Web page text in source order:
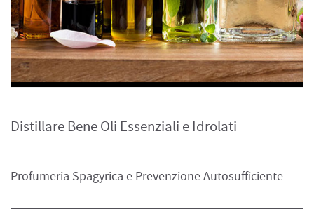
Distillare Bene Oli Essenziali e Idrolati
Profumeria Spagyrica e Prevenzione Autosufficiente